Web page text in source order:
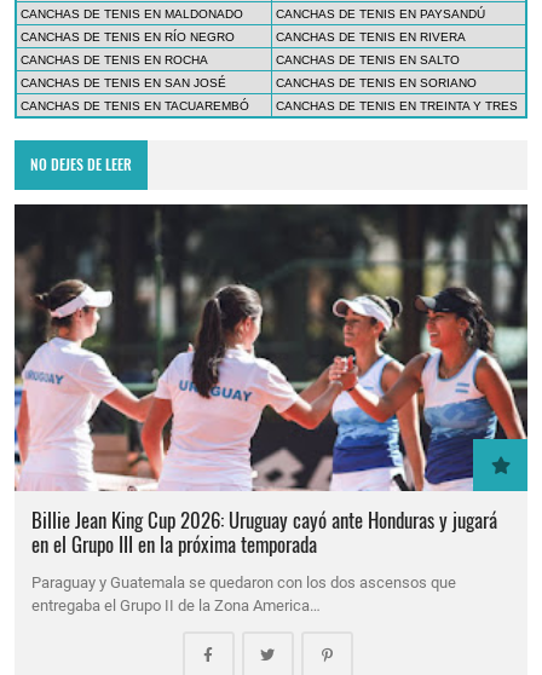
CANCHAS DE TENIS EN MALDONADO
CANCHAS DE TENIS EN PAYSANDÚ
CANCHAS DE TENIS EN RÍO NEGRO
CANCHAS DE TENIS EN RIVERA
CANCHAS DE TENIS EN ROCHA
CANCHAS DE TENIS EN SALTO
CANCHAS DE TENIS EN SAN JOSÉ
CANCHAS DE TENIS EN SORIANO
CANCHAS DE TENIS EN TACUAREMBÓ
CANCHAS DE TENIS EN TREINTA Y TRES
NO DEJES DE LEER
Billie Jean King Cup 2026: Uruguay cayó ante Honduras y jugará
en el Grupo III en la próxima temporada
Paraguay y Guatemala se quedaron con los dos ascensos que
entregaba el Grupo II de la Zona America…